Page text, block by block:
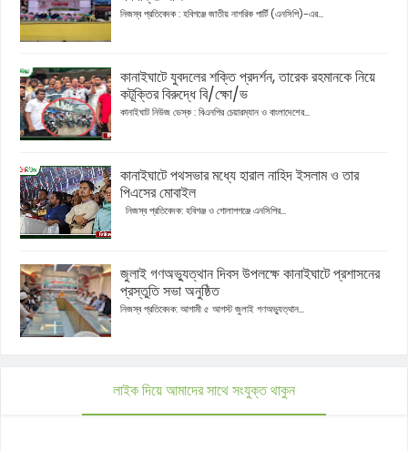
নিজস্ব প্রতিবেদক : হবিগঞ্জে জাতীয় নাগরিক পার্টি (এনসিপি)-এর...
কানাইঘাটে যুবদলের শক্তি প্রদর্শন, তারেক রহমানকে নিয়ে
কটূক্তির বিরুদ্ধে বি/ক্ষো/ভ
কানাইঘাট নিউজ ডেস্ক : বিএনপির চেয়ারম্যান ও বাংলাদেশের...
কানাইঘাটে পথসভার মধ্যে হারাল নাহিদ ইসলাম ও তার
পিএসের মোবাইল
নিজস্ব প্রতিবেদক: হবিগঞ্জ ও গোলাপগঞ্জে এনসিপির...
জুলাই গণঅভ্যুত্থান দিবস উপলক্ষে কানাইঘাটে প্রশাসনের
প্রস্তুতি সভা অনুষ্ঠিত
নিজস্ব প্রতিবেদক: আগামী ৫ আগস্ট জুলাই গণঅভ্যুত্থান...
লাইক দিয়ে আমাদের সাথে সংযুক্ত থাকুন